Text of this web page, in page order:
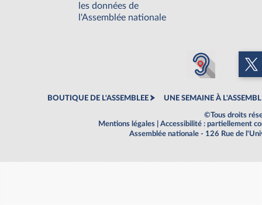
les données de
l'Assemblée nationale
BOUTIQUE DE L'ASSEMBLEE UNE SEMAINE À
©Tous droits
Mentions légales
Accessibilité : partiellement
Assemblée nationale - 126 Rue de